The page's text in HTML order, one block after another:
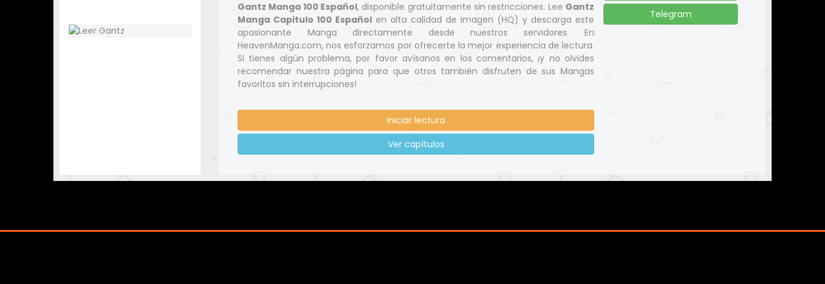
Gantz Manga 100 Español, disponible gratuitamente sin restricciones. Lee Gantz
Manga Capitulo 100 Español en alta calidad de imagen (HQ) y descarga este
apasionante Manga directamente desde nuestros servidores. En
HeavenManga.com, nos esforzamos por ofrecerte la mejor experiencia de lectura.
Si tienes algún problema, por favor avísanos en los comentarios, ¡y no olvides
recomendar nuestra página para que otros también disfruten de sus Mangas
favoritos sin interrupciones!
Iniciar lectura
Ver capítulos
Telegram